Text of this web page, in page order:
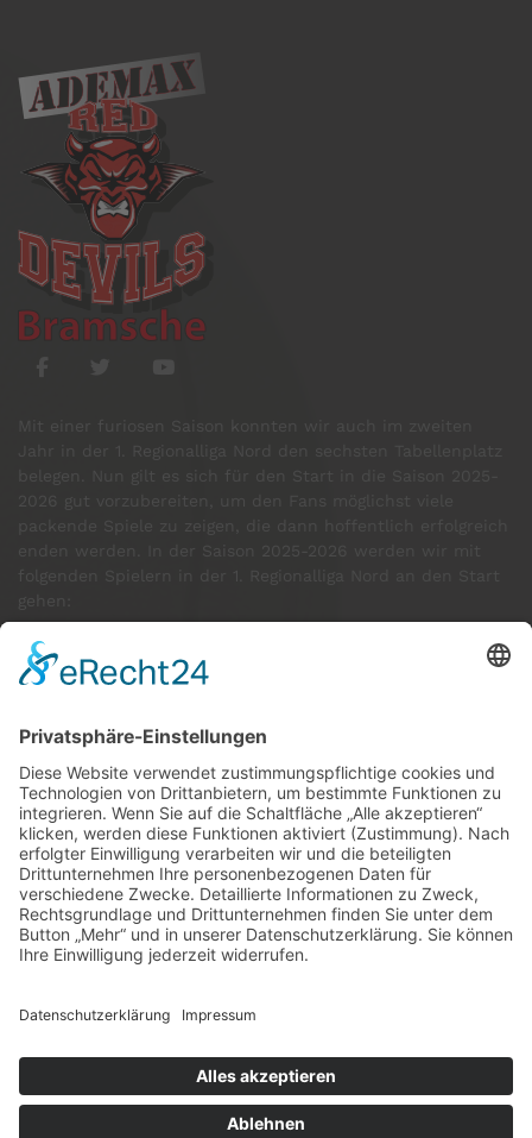
Mit einer furiosen Saison konnten wir auch im zweiten
Jahr in der 1. Regionalliga Nord den sechsten Tabellenplatz
packende Spiele zu zeigen, die dann hoffentlich erfolgreich
GÄSTE ONLINE
Aktuell:7 Gäste
Rekord: 922 Gäste am 30. Mai 2026 @ 21:22
LETZTEMATCHES
DBV CHARLOTTENBURG 79 60 RED DEVILS
Umsetzung:www.mumbomedia.de